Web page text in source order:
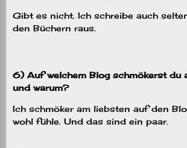
Gibt es nicht. Ich schreibe auch
den Büchern raus.
6) Auf welchem Blog schmökerst du
und warum?
Ich schmöker am liebsten auf den
wohl fühle. Und das sind ein paar.